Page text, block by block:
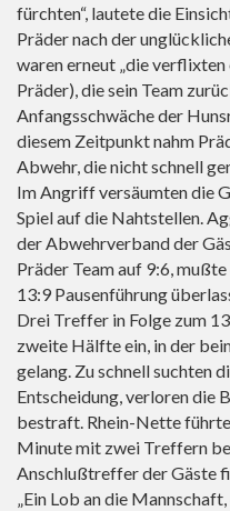
fürchten“, lautete die
Präder nach der
waren erneut „die
Präder), die sein Team
Anfangsschwäche der
diesem Zeitpunkt nahm
Abwehr, die nicht schnell
Im Angriff versäumten die
Spiel auf die Nahtstellen.
der Abwehrverband der
Präder Team auf 9:6,
13:9 Pausenführung
Drei Treffer in Folge zum
zweite Hälfte ein, in der
gelang. Zu schnell suchten
Entscheidung, verloren die
bestraft. Rhein-Nette
Minute mit zwei Treffern
Anschlußtreffer der Gäste
„Ein Lob an die